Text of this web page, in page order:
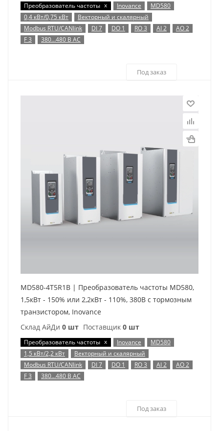
Преобразователь частоты x Inovance
MD580
0,4 кВт/0,75 кВт
Векторный и скалярный
Modbus RTU/CANlink
DI 7 DO 1 RO 3 AI 2
AO 2
F 3
380…480 В AC
Под заказ
MD580-4T5R1B | Преобразователь частоты MD580,
1,5кВт - 150% или 2,2кВт - 110%, 380В с тормозным
транзистором, Inovance
Склад АйДи 0 шт Поставщик 0 шт
Преобразователь частоты x Inovance
MD580
1,5 кВт/2,2 кВт
Векторный и скалярный
Modbus RTU/CANlink
DI 7 DO 1 RO 3 AI 2
AO 2
F 3
380…480 В AC
Под заказ